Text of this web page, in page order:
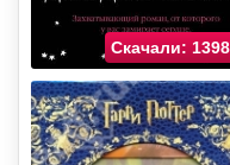
Скачали: